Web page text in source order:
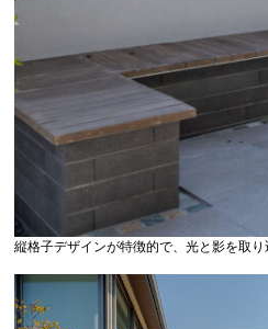
縦格子デザインが特徴的で、光と影を取